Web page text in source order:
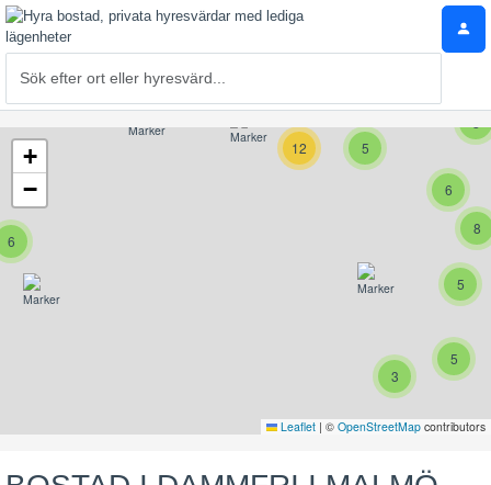
6
5
12
3
6
8
5
5
+
−
Leaflet | © OpenStreetMap contributors